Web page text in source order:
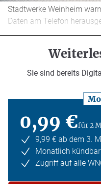
Stadtwerke Weinheim
Daten am Telefon
Sie sind bereits
0,99 €für 2
9,99 € ab dem 3.
Monatlich kündbar
Zugriff auf alle